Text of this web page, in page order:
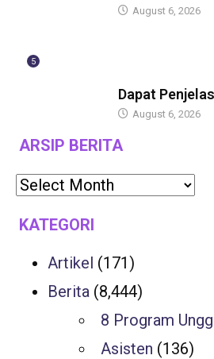
August 6, 2026
5
Dapat
August 6, 2026
ARSIP BERITA
KATEGORI
Artikel (171)
Berita (8,444)
8 Program
Asisten (136)